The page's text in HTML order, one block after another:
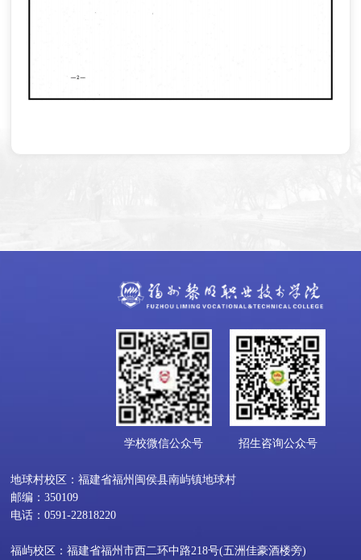
学校微信公众号 招生咨询公众号
地球村校区：福建省福州闽侯县南屿镇地球村
邮编：350109
电话：0591-22818220
福屿校区：福建省福州市西二环中路218号(五洲佳豪酒楼旁)